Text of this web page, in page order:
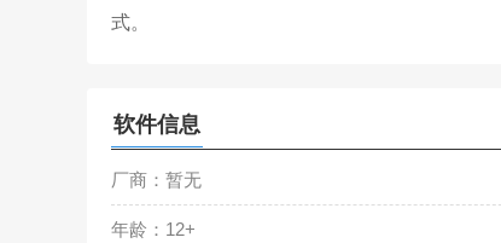
式。
软件信息
厂商：暂无
年龄：12+